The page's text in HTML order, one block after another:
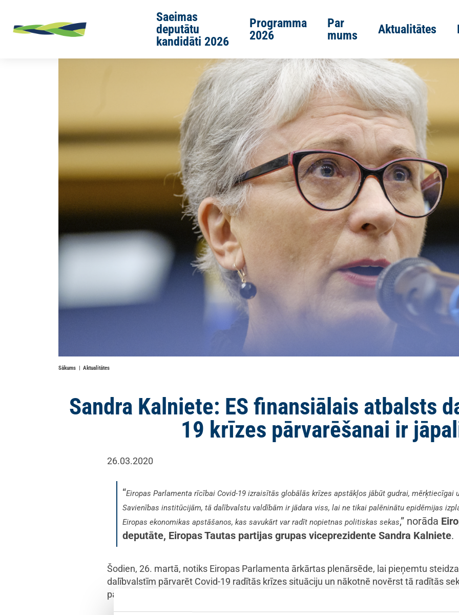
Saeimas
deputātu
kandidāti 2026
Programma
2026
Par
mums
Aktualitātes
Sākums Aktualitātes
Sandra Kalniete: ES finansiālais atbalsts
19 krīzes pārvarēšanai ir
26.03.2020
“Eiropas Parlamenta rīcībai Covid-19 izraisītās globālās krīzes apstākļos jābūt gudrai, mērķtiecīgai
Savienības institūcijām, tā dalībvalstu valdībām ir jādara viss, lai ne tikai palēninātu epidēmijas
Eiropas ekonomikas apstāšanos, kas savukārt var radīt nopietnas politiskas sekas,” norāda
deputāte, Eiropas Tautas partijas grupas viceprezidente Sandra Kalniete.
Šodien, 26. martā, notiks Eiropas Parlamenta ārkārtas plenārsēde, lai pieņemtu
dalībvalstīm pārvarēt Covid-19 radītās krīzes situāciju un nākotnē novērst tā radītās
par trīs likumdošanas priekšlikumiem: